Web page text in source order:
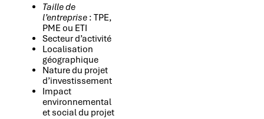
Taille de
l’entreprise : TPE,
PME ou ETI
Secteur d’activité
Localisation
géographique
Nature du projet
d’investissement
Impact
environnemental
et social du projet